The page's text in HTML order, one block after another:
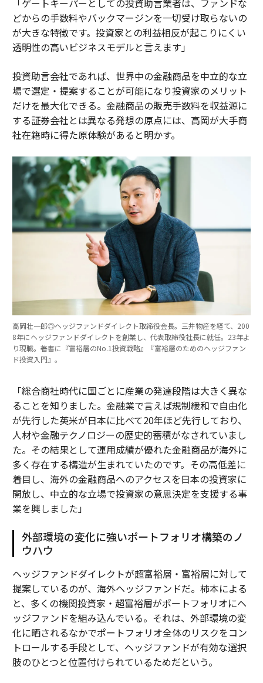
どからの手数料やバックマージンを一切受け取らないの
が大きな特徴です。投資家との利益相反が起こりにくい
透明性の高いビジネスモデルと言えます」
投資助言会社であれば、世界中の金融商品を中立的な立
場で選定・提案することが可能になり投資家のメリット
だけを最大化できる。金融商品の販売手数料を収益源に
する証券会社とは異なる発想の原点には、高岡が大手商
社在籍時に得た原体験があると明かす。
高岡壮一郎◎ヘッジファンドダイレクト取締役会長。三井物産を経て、200
8年にヘッジファンドダイレクトを創業し、代表取締役社長に就任。23年よ
り現職。著書に『富裕層のNo.1投資戦略』『富裕層のためのヘッジファン
ド投資入門』。
「総合商社時代に国ごとに産業の発達段階は大きく異な
ることを知りました。金融業で言えば規制緩和で自由化
が先行した英米が日本に比べて20年ほど先行しており、
人材や金融テクノロジーの歴史的蓄積がなされていまし
た。その結果として運用成績が優れた金融商品が海外に
多く存在する構造が生まれていたのです。その高低差に
着目し、海外の金融商品へのアクセスを日本の投資家に
開放し、中立的な立場で投資家の意思決定を支援する事
業を興しました」
外部環境の変化に強いポートフォリオ構築のノ
ウハウ
ヘッジファンドダイレクトが超富裕層・富裕層に対して
提案しているのが、海外ヘッジファンドだ。柿本による
と、多くの機関投資家・超富裕層がポートフォリオにヘ
ッジファンドを組み込んでいる。それは、外部環境の変
化に晒されるなかでポートフォリオ全体のリスクをコン
トロールする手段として、ヘッジファンドが有効な選択
肢のひとつと位置付けられているためだという。